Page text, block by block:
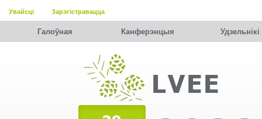
Увайсці Зарэгістравацца
Галоўная Канферэнцыя Удзельнiкi